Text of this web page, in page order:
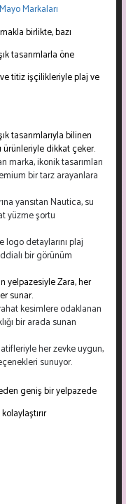
Markaları
birlikte, bazı
tasarımlarla öne
titiz işçilikleriyle plaj ve
tasarımlarıyla bilinen
dikkat çeker.
marka, ikonik tasarımları
bir tarz arayanlara
yansıtan Nautica, su
yüzme şortu
detaylarını plaj
bir görünüm
yelpazesiyle Zara, her
sunar.
kesimlere odaklanan
bir arada sunan
her zevke uygun,
sunuyor.
geniş bir yelpazede